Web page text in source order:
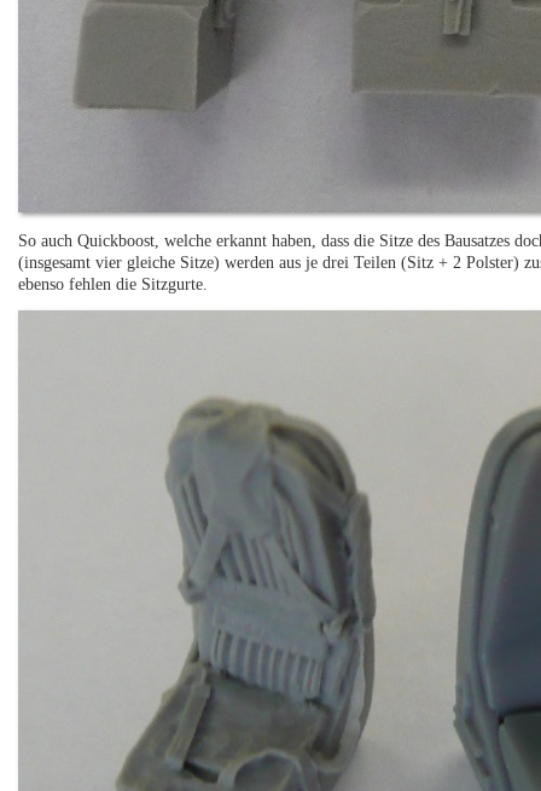
So auch Quickboost, welche erkannt haben, dass die Sitze des Bausatzes
(insgesamt vier gleiche Sitze) werden aus je drei Teilen (Sitz + 2 Polster)
ebenso fehlen die Sitzgurte.